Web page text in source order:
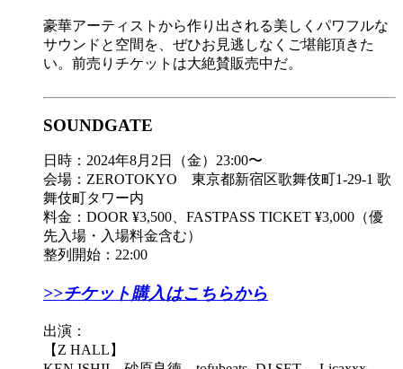
豪華アーティストから作り出される美しくパワフルな
サウンドと空間を、ぜひお見逃しなくご堪能頂きた
い。前売りチケットは大絶賛販売中だ。
SOUNDGATE
日時：2024年8月2日（金）23:00〜
会場：ZEROTOKYO 東京都新宿区歌舞伎町1-29-1 歌
舞伎町タワー内
料金：DOOR ¥3,500、FASTPASS TICKET ¥3,000（優
先入場・入場料金含む）
整列開始：22:00
>>チケット購入はこちらから
出演：
【Z HALL】